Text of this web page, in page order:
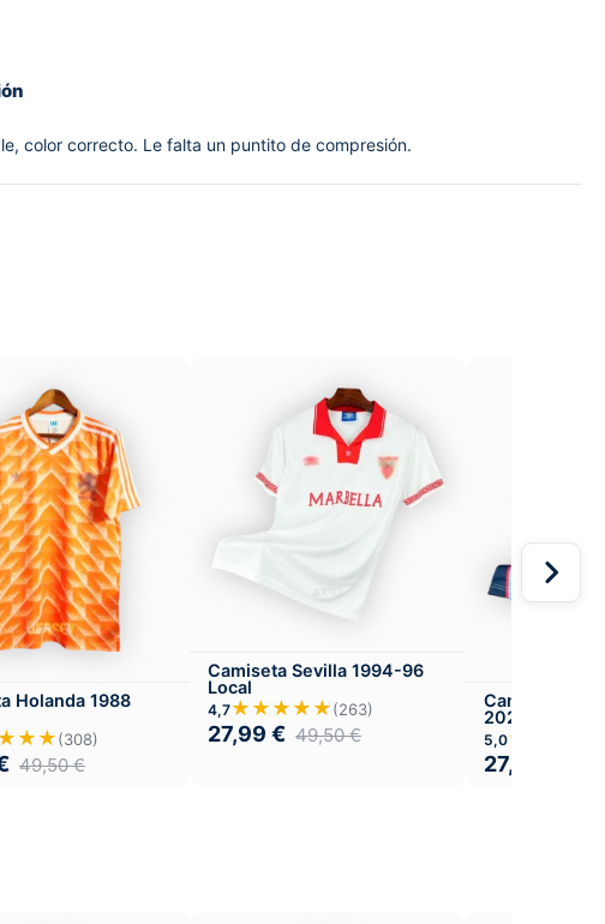
color correcto. Le falta un puntito de compresión.
Holanda 1988
(308)
49,50€
Camiseta Sevilla 1994-96
Local
4,7★★★★★(263)
27,99 € 49,50€
Camiseta
2025-26
5,0
27,99